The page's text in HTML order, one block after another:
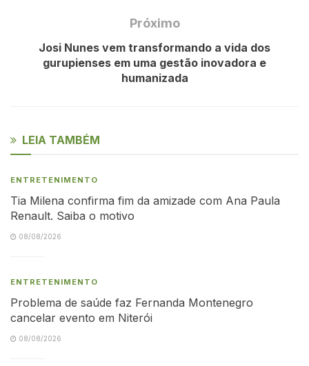
Próximo
Josi Nunes vem transformando a vida dos
gurupienses em uma gestão inovadora e
humanizada
LEIA TAMBÉM
ENTRETENIMENTO
Tia Milena confirma fim da amizade com Ana Paula
Renault. Saiba o motivo
08/08/2026
ENTRETENIMENTO
Problema de saúde faz Fernanda Montenegro
cancelar evento em Niterói
08/08/2026